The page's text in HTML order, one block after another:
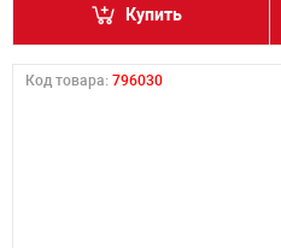
Купить
Код товара: 796030